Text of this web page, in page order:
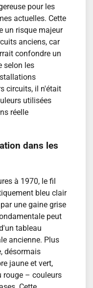
pour les
actuelles. Cette
un risque majeur
anciens, car
confondre un
selon les
circuits, il n'était
utilisées
réelle
dans les
à 1970, le fil
bleu clair
une gaine grise
peut
tableau
ancienne. Plus
désormais
jaune et vert,
rouge – couleurs